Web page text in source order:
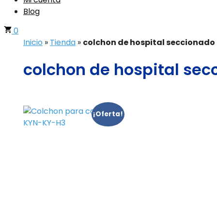
Blog
0
Inicio » Tienda » colchon de hospital seccionado
colchon de hospital
¡Oferta!